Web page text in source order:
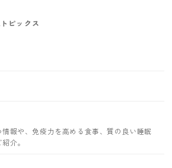
ピックス
報や、免疫力を高める食事、質の良い睡眠
介。